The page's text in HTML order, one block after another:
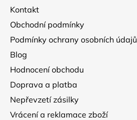
Kontakt
Obchodní podmínky
Podmínky ochrany osobních údajů
Blog
Hodnocení obchodu
Doprava a platba
Nepřevzetí zásilky
Vrácení a reklamace zboží